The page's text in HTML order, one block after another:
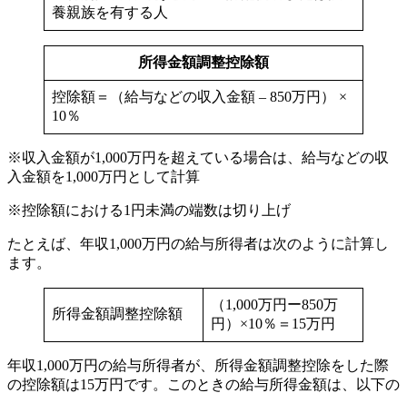
養親族を有する人
所得金額調整控除額
控除額＝（給与などの収入金額 – 850万円） ×
10％
※収入金額が1,000万円を超えている場合は、給与などの収
入金額を1,000万円として計算
※控除額における1円未満の端数は切り上げ
たとえば、年収1,000万円の給与所得者は次のように計算し
ます。
所得金額調整控除額
（1,000万円ー850万
円）×10％＝15万円
年収1,000万円の給与所得者が、所得金額調整控除をした際
の控除額は15万円です。このときの給与所得金額は、以下の